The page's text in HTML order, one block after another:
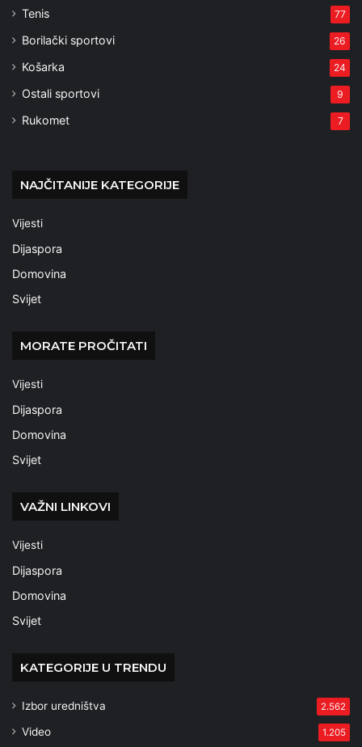
Tenis 77
Borilački sportovi 26
Košarka 24
Ostali sportovi 9
Rukomet 7
NAJČITANIJE KATEGORIJE
Vijesti
Dijaspora
Domovina
Svijet
MORATE PROČITATI
Vijesti
Dijaspora
Domovina
Svijet
VAŽNI LINKOVI
Vijesti
Dijaspora
Domovina
Svijet
KATEGORIJE U TRENDU
Izbor uredništva 2.562
Video 1.205